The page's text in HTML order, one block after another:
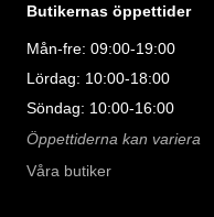
Butikernas öppettider
Mån-fre: 09:00-19:00
Lördag: 10:00-18:00
Söndag: 10:00-16:00
Öppettiderna kan variera
Våra butiker